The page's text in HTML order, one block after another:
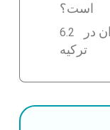
است؟
در
ترکیه